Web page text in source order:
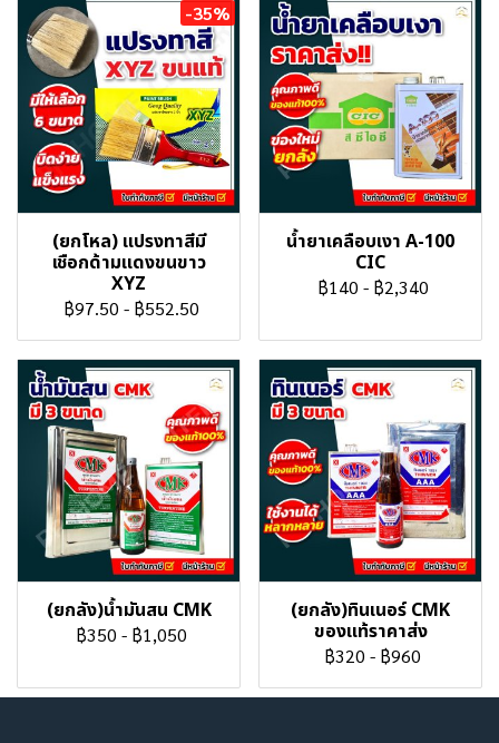
-35%
(ยกโหล) แปรงทาสีมี
เชือกด้ามแดงขนขาว
XYZ
฿97.50 - ฿552.50
น้ำยาเคลือบเงา A-100
CIC
฿140 - ฿2,340
(ยกลัง)น้ำมันสน CMK
฿350 - ฿1,050
(ยกลัง)ทินเนอร์ CMK
ของแท้ราคาส่ง
฿320 - ฿960